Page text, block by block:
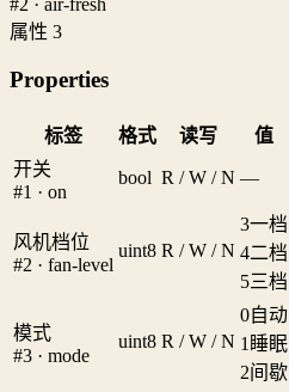
#2 · air-fresh
属性 3
Properties
标签 格式 读写
值
开关
#1 · on
bool R / W / N —
风机档位
#2 · fan-level
uint8 R / W / N
3一档
4二档
5三档
模式
#3 · mode
uint8 R / W / N
0自动
1 睡眠
2间歇